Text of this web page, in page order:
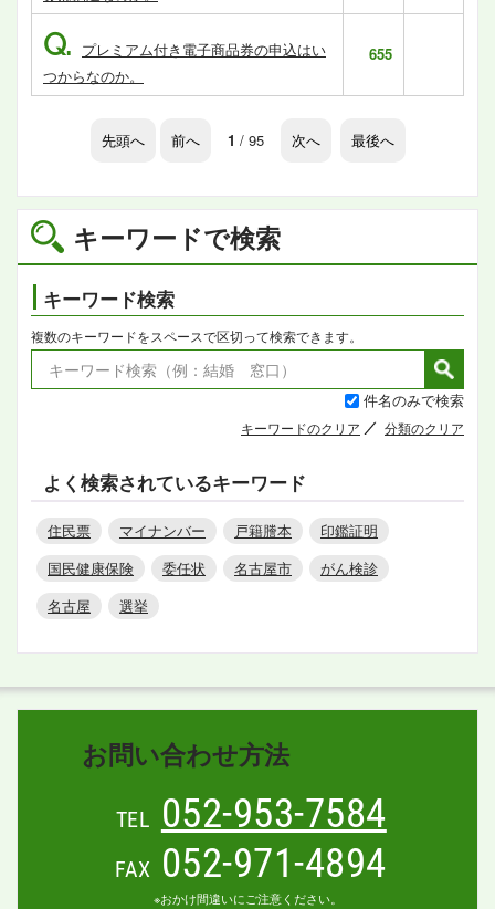
キーワードで検索
キーワード検索
複数のキーワードをスペースで区切って検索できます。
件名のみで検索
キーワードのクリア 分類のクリア
よく検索されているキーワード
住民票 マイナンバー 戸籍謄本
印鑑証明
国民健康保険
委任状 名古屋市
がん検診
名古屋
選挙
Q. プレミアム付き電子商品券の申込はい
つからなのか。
655
先頭へ 前へ 1 / 95 次へ 最後へ
お問い合わせ方法
TEL 052-953-7584
FAX 052-971-4894
※おかけ間違いにご注意ください。